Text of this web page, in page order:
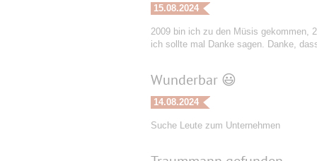
15.08.2024
2009 bin ich zu den Müsis gekommen,
ich sollte mal Danke sagen. Danke,
Wunderbar 😃
14.08.2024
Suche Leute zum Unternehmen